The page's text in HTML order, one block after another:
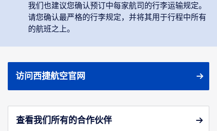
我们也建议您确认预订中每家航司的行李运输规定。
请您确认最严格的行李规定，并将其用于行程中所有
的航班之上。
访问西捷航空官网
查看我们所有的合作伙伴